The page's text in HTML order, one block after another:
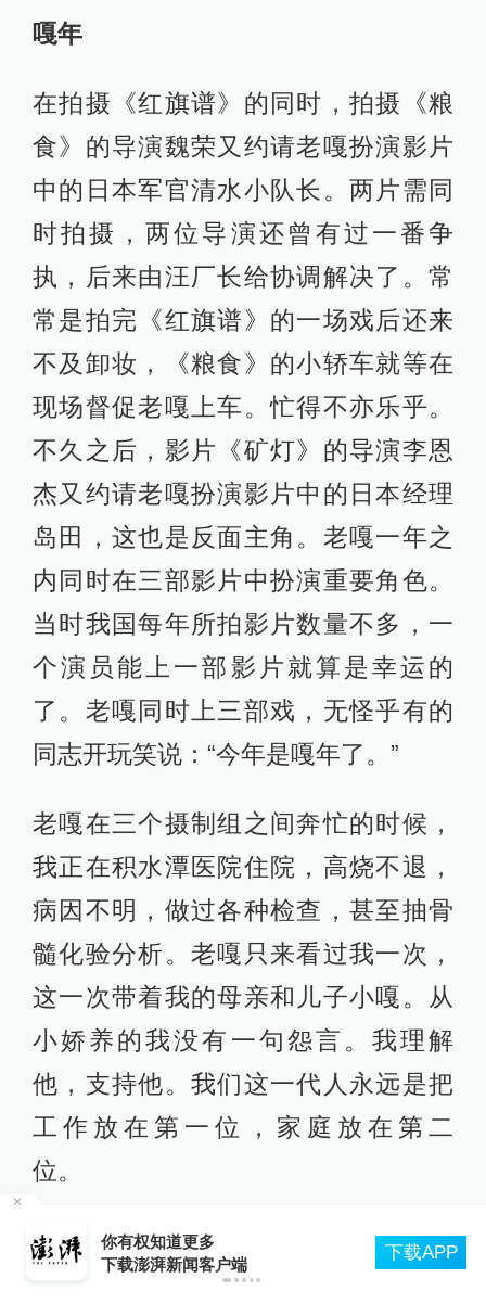
嘎年
在拍摄《红旗谱》的同时，拍摄《粮
食》的导演魏荣又约请老嘎扮演影片
中的日本军官清水小队长。两片需同
时拍摄，两位导演还曾有过一番争
执，后来由汪厂长给协调解决了。常
常是拍完《红旗谱》的一场戏后还来
不及卸妆，《粮食》的小轿车就等在
现场督促老嘎上车。忙得不亦乐乎。
不久之后，影片《矿灯》的导演李恩
杰又约请老嘎扮演影片中的日本经理
岛田，这也是反面主角。老嘎一年之
内同时在三部影片中扮演重要角色。
当时我国每年所拍影片数量不多，一
个演员能上一部影片就算是幸运的
了。老嘎同时上三部戏，无怪乎有的
同志开玩笑说：“今年是嘎年了。”
老嘎在三个摄制组之间奔忙的时候，
我正在积水潭医院住院，高烧不退，
病因不明，做过各种检查，甚至抽骨
髓化验分析。老嘎只来看过我一次，
这一次带着我的母亲和儿子小嘎。从
小娇养的我没有一句怨言。我理解
他，支持他。我们这一代人永远是把
工作放在第一位，家庭放在第二
位。
老嘎在文工团演舞台戏都是扮演正面
人物，调到北京电影制片厂后，曾排
你有权知道更多
下载澎湃新闻客户端
下载APP